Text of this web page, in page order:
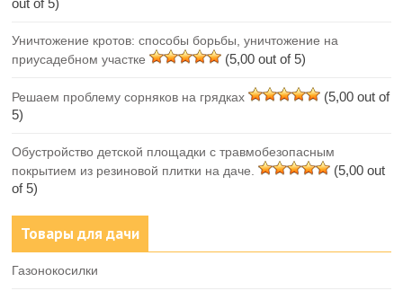
out of 5)
Уничтожение кротов: способы борьбы, уничтожение на
приусадебном участке
(5,00 out of 5)
Решаем проблему сорняков на грядках
(5,00 out of
5)
Обустройство детской площадки с травмобезопасным
покрытием из резиновой плитки на даче.
(5,00 out
of 5)
Товары для дачи
Газонокосилки